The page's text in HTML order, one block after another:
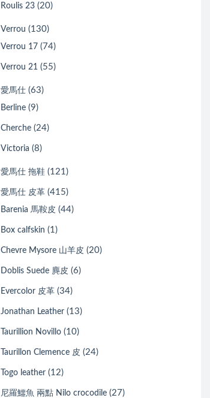
Roulis 23 (20)
Verrou (130)
Verrou 17 (74)
Verrou 21 (55)
愛馬仕 (63)
Berline (9)
Cherche (24)
Victoria (8)
愛馬仕 拖鞋 (121)
愛馬仕 皮革 (415)
Barenia 馬鞍皮 (44)
Box calfskin (1)
Chevre Mysore 山羊皮 (20)
Doblis Suede 麂皮 (6)
Evercolor 皮革 (34)
Jonathan Leather (13)
Taurillion Novillo (10)
Taurillon Clemence 皮 (24)
Togo leather (12)
尼羅鱷魚 兩點 Nilo crocodile (27)